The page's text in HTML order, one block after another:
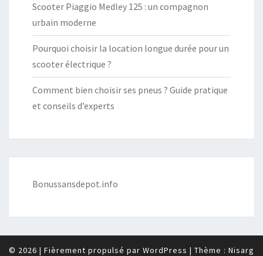
Scooter Piaggio Medley 125 : un compagnon
urbain moderne
Pourquoi choisir la location longue durée pour un
scooter électrique ?
Comment bien choisir ses pneus ? Guide pratique
et conseils d’experts
Bonussansdepot.info
© 2026 | Fièrement propulsé par WordPress | Thème : Nisarg